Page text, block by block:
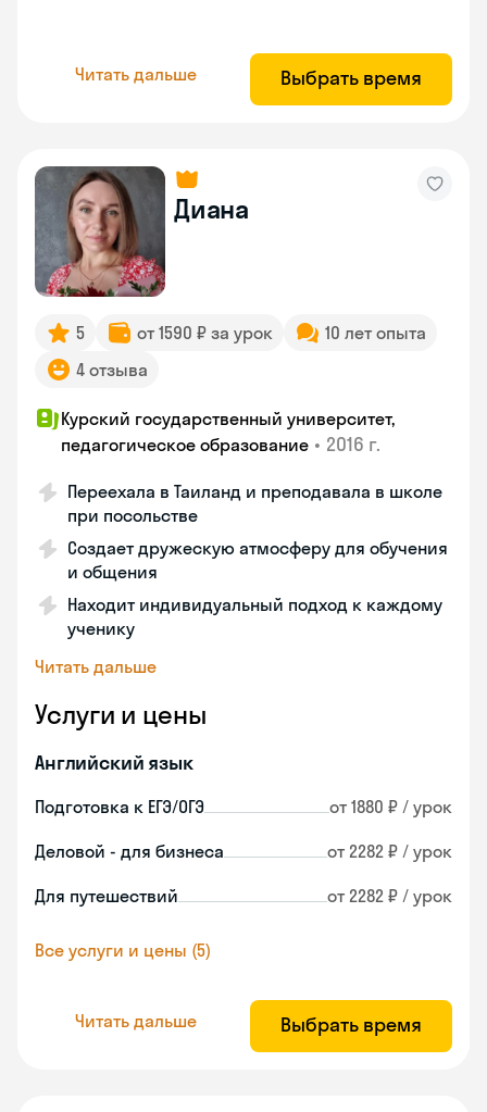
Читать дальше Выбрать время
Диана
5 от 1590 ₽ за урок
10 лет опыта
4 отзыва
Курский государственный университет,
педагогическое образование • 2016 г.
Переехала в Таиланд и преподавала в школе
при посольстве
Создает дружескую атмосферу для обучения
и общения
Находит индивидуальный подход к каждому
ученику
Читать дальше
Услуги и цены
Английский язык
Подготовка к ЕГЭ/ОГЭ от 1880 ₽ / урок
Деловой - для бизнеса от 2282 ₽ / урок
Для путешествий от 2282 ₽ / урок
Все услуги и цены (5)
Читать дальше Выбрать время